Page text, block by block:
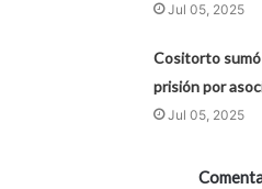
Jul 05, 2025
Cositorto
prisión por
Jul 05, 2025